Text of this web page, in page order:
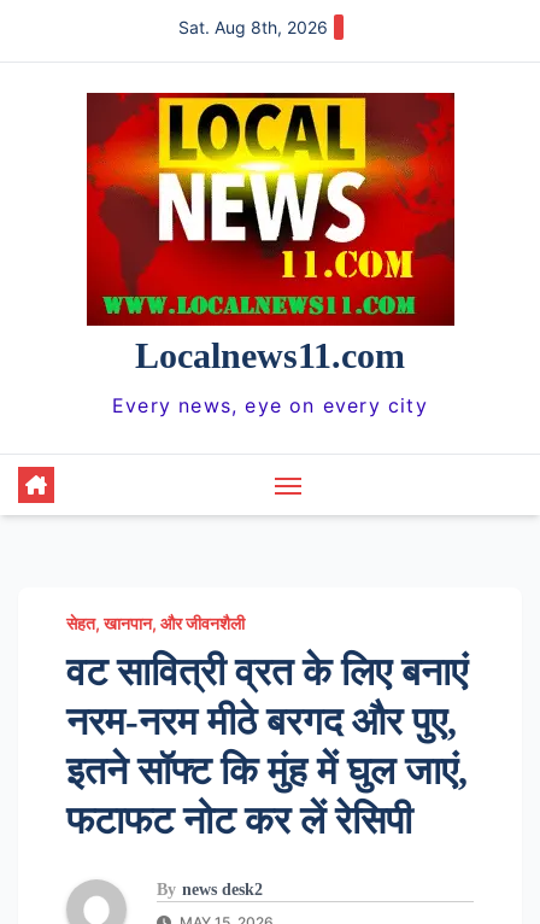
Sat. Aug 8th, 2026
Localnews11.com
Every news, eye on every city
सेहत, खानपान, और जीवनशैली
वट सावित्री व्रत के लिए बनाएं
नरम-नरम मीठे बरगद और पुए,
इतने सॉफ्ट कि मुंह में घुल जाएं,
फटाफट नोट कर लें रेसिपी
By news desk2